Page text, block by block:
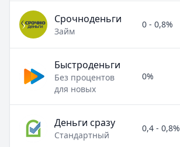
Срочноденьги
Займ
0 - 0,8%
Быстроденьги
Без процентов
для новых
0%
Деньги сразу
Стандартный
0,4 - 0,8%